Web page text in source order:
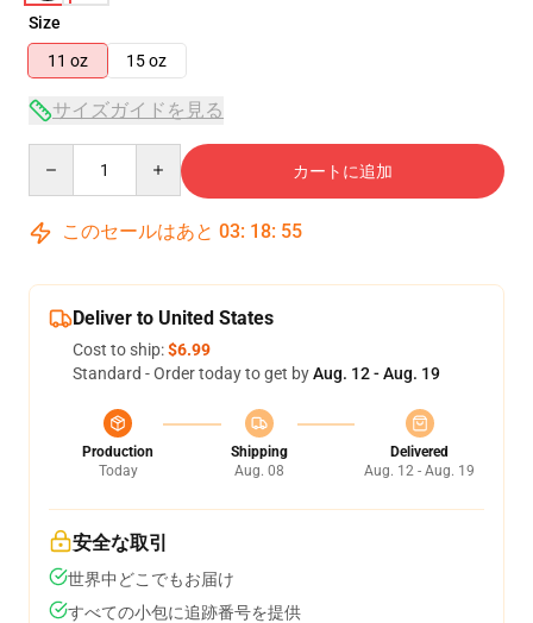
Size
11 oz
15 oz
サイズガイドを見る
カートに追加
このセールはあと 03: 18: 54
Deliver to United States
Cost to ship:$6.99
Standard - Order today to get byAug. 12 - Aug. 19
Production
Today
Shipping
Aug. 08
Delivered
Aug. 12 - Aug. 19
安全な取引
世界中どこでもお届け
すべての小包に追跡番号を提供